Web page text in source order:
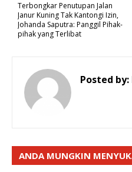
Terbongkar Penutupan Jalan
Janur Kuning Tak Kantongi Izin,
Johanda Saputra: Panggil Pihak-
pihak yang Terlibat
Posted by:
ANDA MUNGKIN